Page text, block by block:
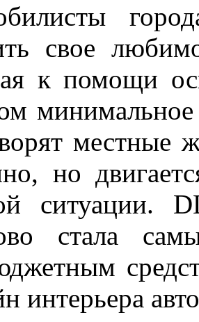
свое
к помощи
минимальное
местные
но
ситуации.
стала
интерьера